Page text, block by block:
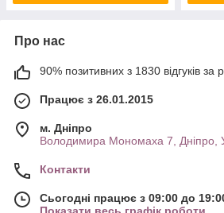
Про нас
90% позитивних з 1830 відгуків за
Працює з 26.01.2015
м. Дніпро
Володимира Мономаха 7, Дніпро,
Контакти
Сьогодні працює з 09:00 до